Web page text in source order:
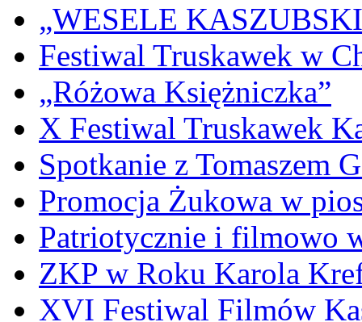
„WESELE
Festiwal Truskawek w
„Różowa Księżniczka”
X Festiwal Truskawek
Spotkanie z Tomaszem
Promocja Żukowa w
Patriotycznie i filmowo
ZKP w Roku Karola
XVI Festiwal Filmów